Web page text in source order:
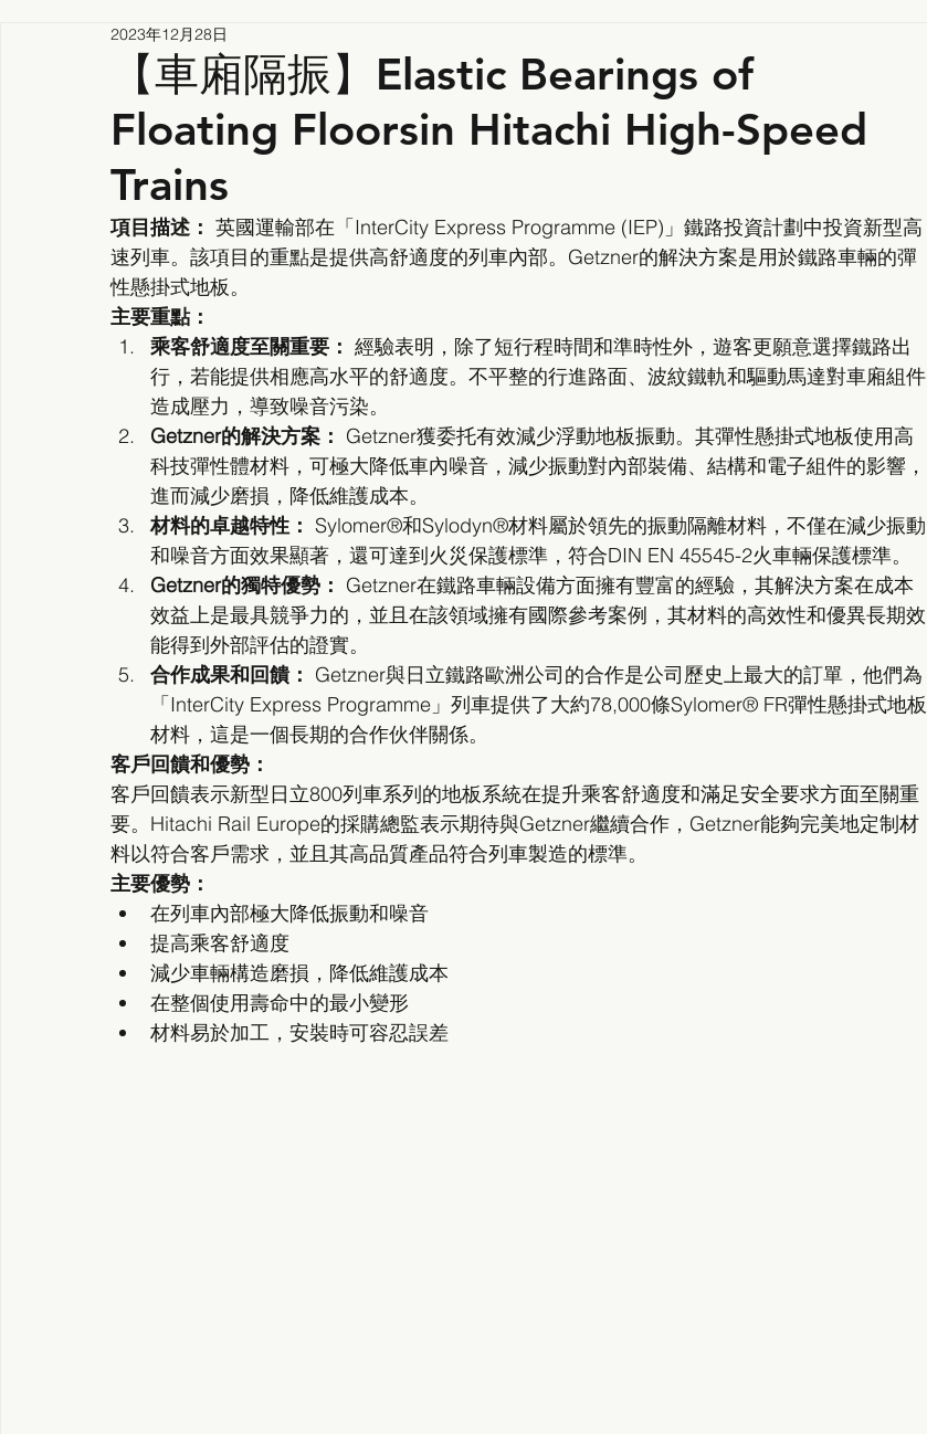
【車廂隔振】Elastic Bearings of
Floating Floorsin Hitachi High-Speed
Trains
2023年12月28日
項目描述： 英國運輸部在「InterCity Express Programme (IEP)」鐵路投資計劃中投資新型高
速列車。該項目的重點是提供高舒適度的列車內部。Getzner的解決方案是用於鐵路車輛的彈
性懸掛式地板。
主要重點：
乘客舒適度至關重要： 經驗表明，除了短行程時間和準時性外，遊客更願意選擇鐵路出
行，若能提供相應高水平的舒適度。不平整的行進路面、波紋鐵軌和驅動馬達對車廂組件
造成壓力，導致噪音污染。
Getzner的解決方案： Getzner獲委托有效減少浮動地板振動。其彈性懸掛式地板使用高
科技彈性體材料，可極大降低車內噪音，減少振動對內部裝備、結構和電子組件的影響，
進而減少磨損，降低維護成本。
材料的卓越特性： Sylomer®和Sylodyn®材料屬於領先的振動隔離材料，不僅在減少振動
和噪音方面效果顯著，還可達到火災保護標準，符合DIN EN 45545-2火車輛保護標準。
Getzner的獨特優勢： Getzner在鐵路車輛設備方面擁有豐富的經驗，其解決方案在成本
效益上是最具競爭力的，並且在該領域擁有國際參考案例，其材料的高效性和優異長期效
能得到外部評估的證實。
合作成果和回饋： Getzner與日立鐵路歐洲公司的合作是公司歷史上最大的訂單，他們為
「InterCity Express Programme」列車提供了大約78,000條Sylomer® FR彈性懸掛式地板
材料，這是一個長期的合作伙伴關係。
客戶回饋和優勢：
客戶回饋表示新型日立800列車系列的地板系統在提升乘客舒適度和滿足安全要求方面至關重
要。Hitachi Rail Europe的採購總監表示期待與Getzner繼續合作，Getzner能夠完美地定制材
料以符合客戶需求，並且其高品質產品符合列車製造的標準。
主要優勢：
在列車內部極大降低振動和噪音
提高乘客舒適度
減少車輛構造磨損，降低維護成本
在整個使用壽命中的最小變形
材料易於加工，安裝時可容忍誤差